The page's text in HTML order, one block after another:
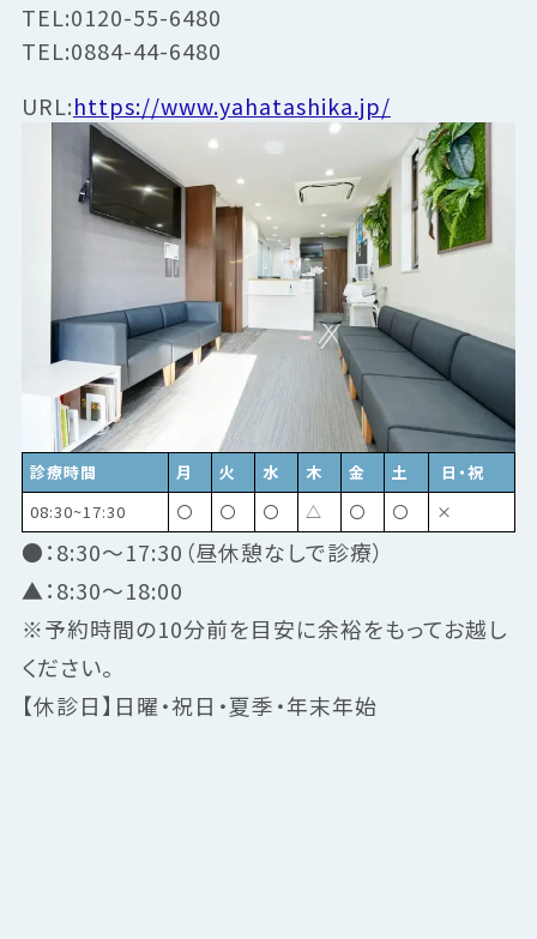
TEL:0120-55-6480
TEL:0884-44-6480
URL:https://www.yahatashika.jp/
診療時間 月 火 水 木 金 土
日・祝
08:30~17:30
〇 〇 〇 △ 〇 〇 ×
●：8:30～17:30（昼休憩なしで診療）
▲：8:30～18:00
※予約時間の10分前を目安に余裕をもってお越し
ください。
【休診日】日曜・祝日・夏季・年末年始